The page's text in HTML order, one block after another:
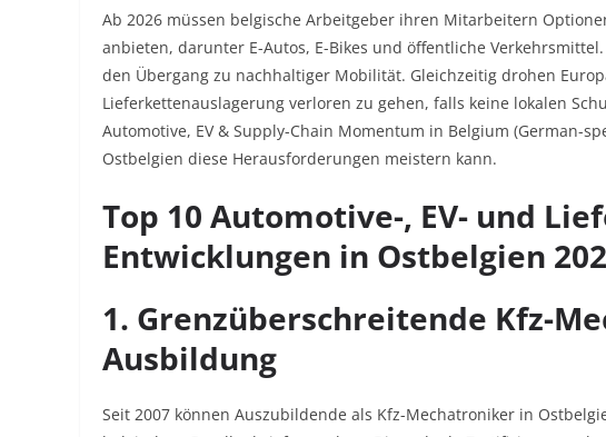
Ab 2026 müssen belgische Arbeitgeber ihren Mitarbeitern
anbieten, darunter E-Autos, E-Bikes und öffentliche
den Übergang zu nachhaltiger Mobilität. Gleichzeitig drohen
Lieferkettenauslagerung verloren zu gehen, falls keine lokalen
Automotive, EV & Supply-Chain Momentum in Belgium (German-
Ostbelgien diese Herausforderungen meistern kann.​
Top 10 Automotive-, EV- und
Entwicklungen in Ostbelgien
1. Grenzüberschreitende Kfz-
Ausbildung
Seit 2007 können Auszubildende als Kfz-Mechatroniker in